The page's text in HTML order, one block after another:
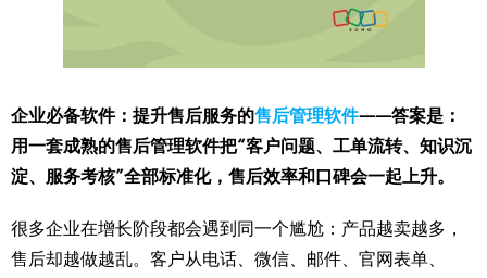
企业必备软件：提升售后服务的售后管理软件——答案是：
用一套成熟的售后管理软件把“客户问题、工单流转、知识沉
淀、服务考核”全部标准化，售后效率和口碑会一起上升。
很多企业在增长阶段都会遇到同一个尴尬：产品越卖越多，
售后却越做越乱。客户从电话、微信、邮件、官网表单、